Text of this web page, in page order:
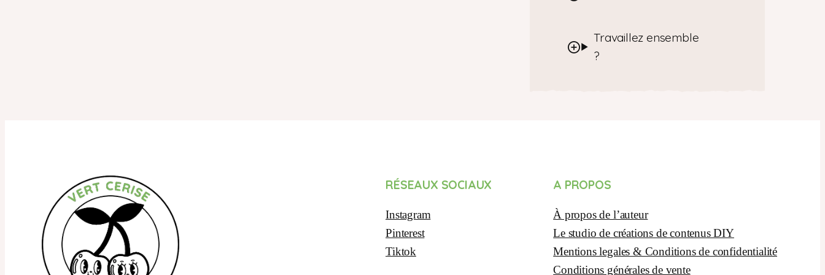
Travaillez ensemble
?
RÉSEAUX SOCIAUX
Instagram
Pinterest
Tiktok
A PROPOS
À propos de l’auteur
Le studio de créations de contenus DIY
Mentions legales & Conditions de confidentialité
Conditions générales de vente